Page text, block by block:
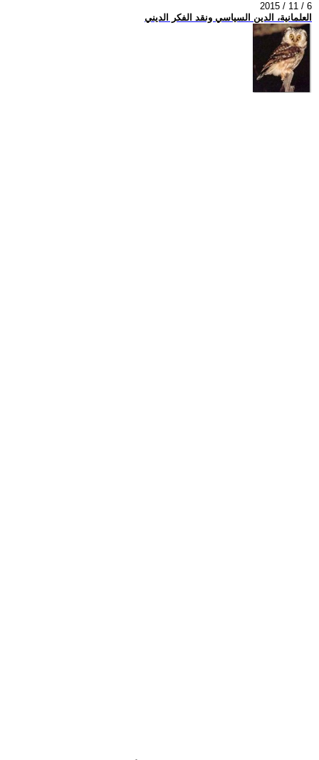
2015 / 11 / 6
العلمانية، الدين السياسي ونقد الفكر الديني